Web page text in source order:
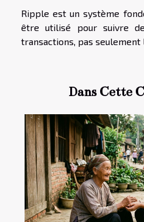
Ripple est un système
être utilisé pour suivre
transactions, pas
Dans Cette